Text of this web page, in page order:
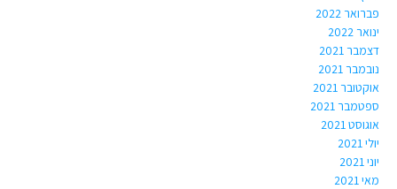
פברואר 2022
ינואר 2022
דצמבר 2021
נובמבר 2021
אוקטובר 2021
ספטמבר 2021
אוגוסט 2021
יולי 2021
יוני 2021
מאי 2021